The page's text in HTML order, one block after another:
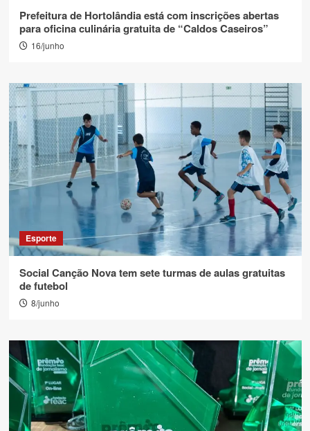
Prefeitura de Hortolândia está com inscrições abertas
para oficina culinária gratuita de “Caldos Caseiros”
16/junho
Esporte
Social Canção Nova tem sete turmas de aulas gratuitas
de futebol
8/junho